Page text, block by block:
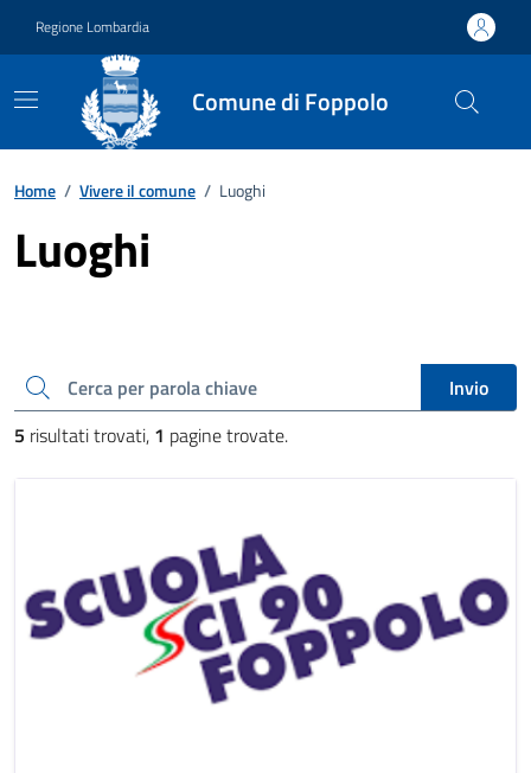
Regione Lombardia
Comune di Foppolo
Home / Vivere il comune / Luoghi
Luoghi
Cerca una parola chiave
Invio
5 risultati trovati, 1 pagine trovate.